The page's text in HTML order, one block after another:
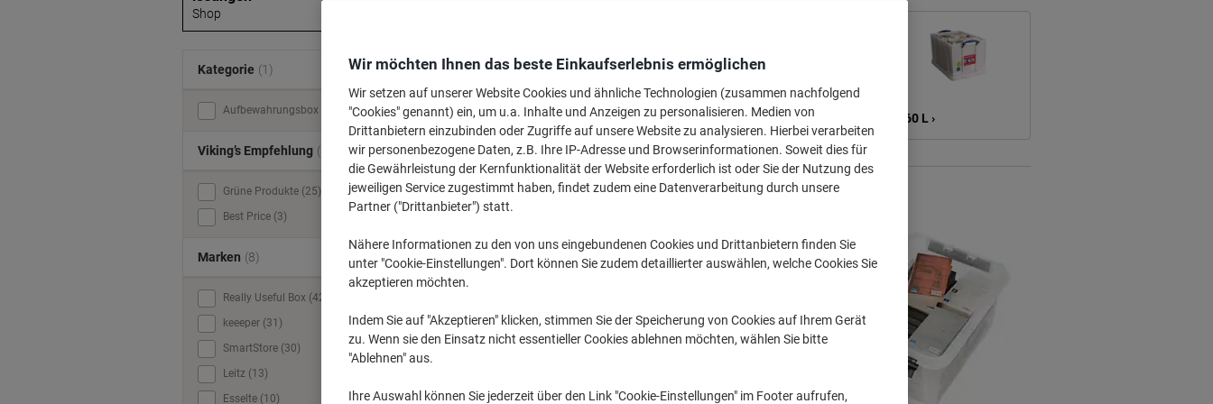
< 10 L › 10 L - 30 L › 32 L - 60 L › > 60 L ›
Kategorie (1)
Aufbewahrungsbox (139)
Viking’s Empfehlung (2)
Grüne Produkte (25)
Best Price (3)
Marken (8)
Really Useful Box (42)
keeeper (31)
SmartStore (30)
Leitz (13)
Esselte (10)
Shop
Wir möchten Ihnen das beste Einkaufserlebnis ermöglichen
Wir setzen auf unserer Website Cookies und ähnliche Technologien (zusammen nachfolgend
"Cookies" genannt) ein, um u.a. Inhalte und Anzeigen zu personalisieren. Medien von
Drittanbietern einzubinden oder Zugriffe auf unsere Website zu analysieren. Hierbei verarbeiten
wir personenbezogene Daten, z.B. Ihre IP-Adresse und Browserinformationen. Soweit dies für
die Gewährleistung der Kernfunktionalität der Website erforderlich ist oder Sie der Nutzung des
jeweiligen Service zugestimmt haben, findet zudem eine Datenverarbeitung durch unsere
Partner ("Drittanbieter") statt.
Nähere Informationen zu den von uns eingebundenen Cookies und Drittanbietern finden Sie
unter "Cookie-Einstellungen". Dort können Sie zudem detaillierter auswählen, welche Cookies Sie
akzeptieren möchten.
Indem Sie auf "Akzeptieren" klicken, stimmen Sie der Speicherung von Cookies auf Ihrem Gerät
zu. Wenn sie den Einsatz nicht essentieller Cookies ablehnen möchten, wählen Sie bitte
"Ablehnen" aus.
Ihre Auswahl können Sie jederzeit über den Link "Cookie-Einstellungen" im Footer aufrufen,